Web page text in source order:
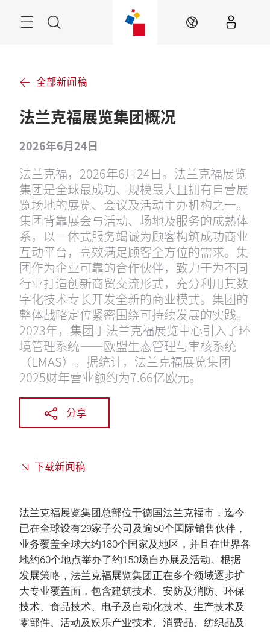
菜
ZH
全部新闻稿
法兰克福展览集团概况
2026年6月24日
法兰克福，2026年6月24日。法兰克福展览
集团是全球最成功、规模最大且拥有自营展
览场地的展览、会议及活动主办机构之一。
集团背靠展会与活动、场地及服务的成熟体
系，以一体式服务竭诚为顾客构筑成功商业
互动平台，高效满足顾客全方位的需求。集
团作为企业可靠的合作伙伴，致力于为不同
行业打造创新商贸交流形式，充分利用其数
字化技术专长开发全新的商业模式。集团的
整体战略定位紧密围绕可持续发展的实践。
2023年，集团于法兰克福展览中心引入了环
境管理系统——欧盟生态管理与审核系统
（EMAS）。据统计，法兰克福展览集团
2025财年营业额约为7.66亿欧元。
分享
下载新闻稿
法兰克福展览集团总部位于德国法兰克福市，迄今
已在全球设有29家子公司及逾50个国际销售伙伴，
业务覆盖全球大约180个国家及地区，并且在世界各
地约60个地点举办了约150场自办展及活动。根据
发展策略，法兰克福展览集团正在多个领域逐步扩
大专业覆盖面，包含建筑技术、安防及消防、环保
技术、食品技术、电子及自动化技术、生产技术及
零部件、活动及娱乐产业技术、消费品、纺织品及